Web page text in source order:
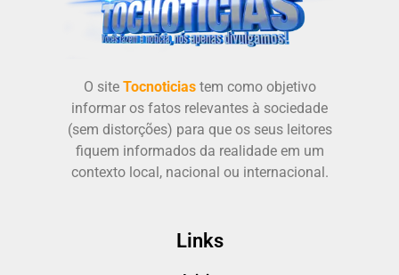
O site Tocnoticiastem como objetivo
informar os fatos relevantes à sociedade
(sem distorções) para que os seus leitores
fiquem informados da realidade em um
contexto local, nacional ou internacional.
Links